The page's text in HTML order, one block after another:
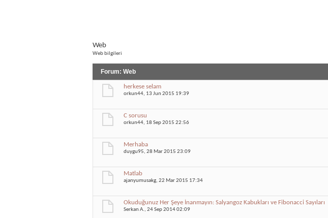
Web
Web bilgileri
Forum: Web
herkese selam
orkun44, 13 Jun 2015 19:39
C sorusu
orkun44, 18 Sep 2015 22:56
Merhaba
duygu95, 28 Mar 2015 23:09
Matlab
ajanyumusakg, 22 Mar 2015 17:34
Okuduğunuz Her Şeye İnanmayın: Salyangoz Kabukları ve Fibonacci Sayıları
Serkan A., 24 Sep 2014 02:09